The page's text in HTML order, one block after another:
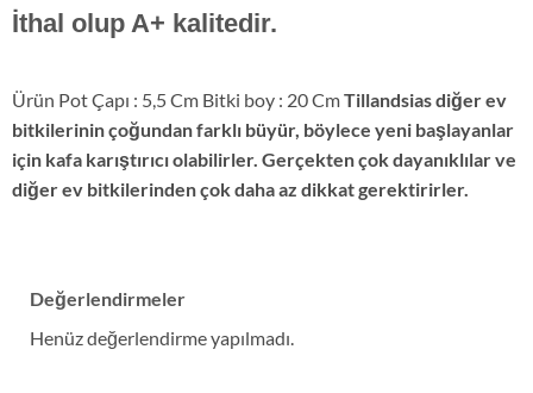
İthal olup A+ kalitedir.
Ürün Pot Çapı : 5,5 Cm Bitki boy : 20 CmTillandsias diğer ev
bitkilerinin çoğundan farklı büyür, böylece yeni başlayanlar
için kafa karıştırıcı olabilirler. Gerçekten çok dayanıklılar ve
diğer ev bitkilerinden çok daha az dikkat gerektirirler.
Değerlendirmeler
Henüz değerlendirme yapılmadı.